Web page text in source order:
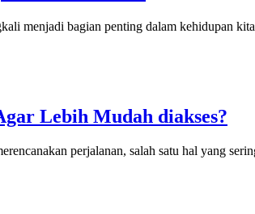
menjadi bagian penting dalam kehidupan
Lebih Mudah diakses?
perjalanan, salah satu hal yang